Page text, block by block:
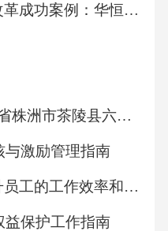
零售快消行业薪酬改革成功案例：华恒智信破解调薪机会少困局
2019-2020学年湖南省株洲市茶陵县六下期末语文试卷
与激励管理指南
便利店店长如何提升员工的工作效率和积极性
益保护工作指南